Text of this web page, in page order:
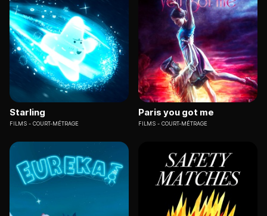
Starling
FILMS COURT-MÉTRAGE
Paris you got me
FILMS COURT-MÉTRAGE